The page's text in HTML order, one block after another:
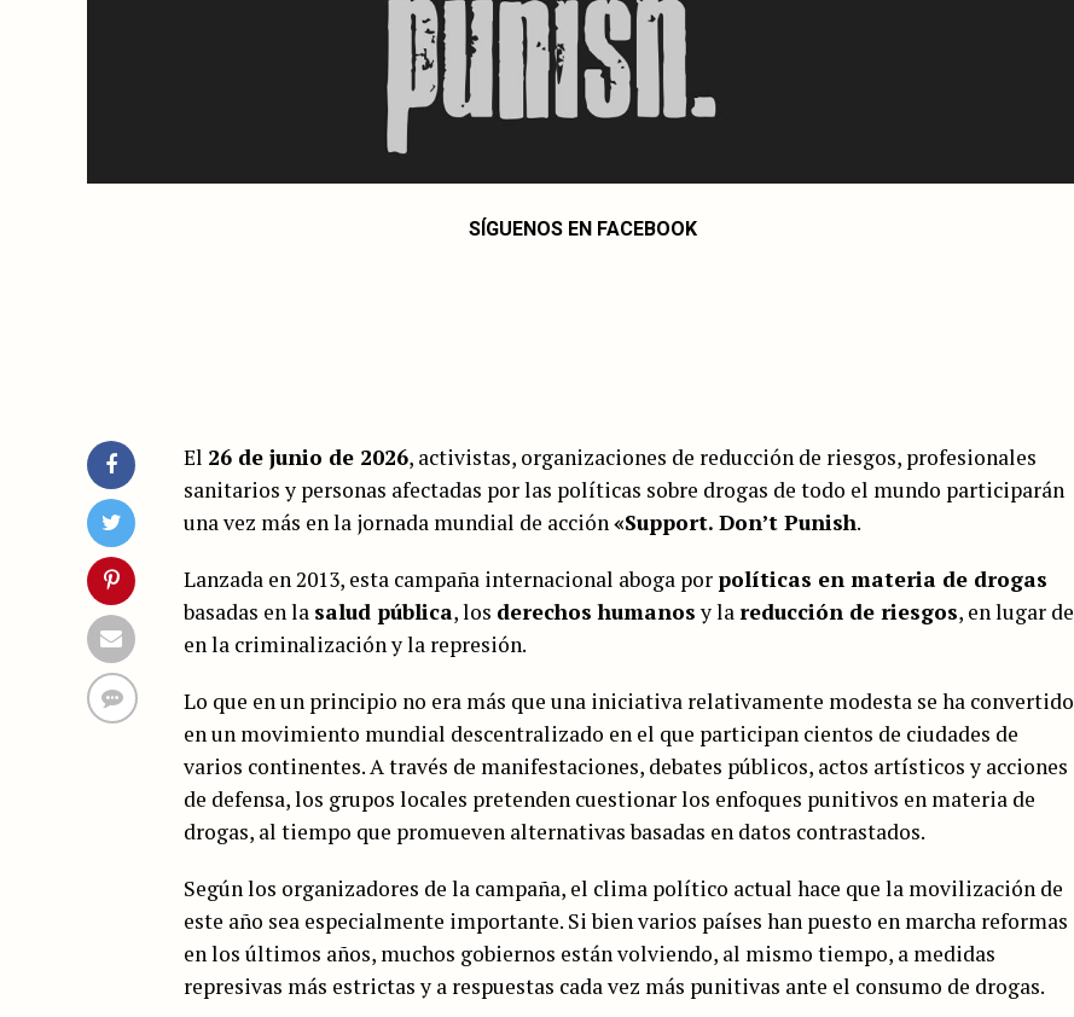
SÍGUENOS EN FACEBOOK
El 26 de junio de 2026, activistas, organizaciones de reducción de riesgos, profesionales
sanitarios y personas afectadas por las políticas sobre drogas de todo el mundo participarán
una vez más en la jornada mundial de acción «Support. Don’t Punish.
Lanzada en 2013, esta campaña internacional aboga por políticas en materia de drogas
basadas en la salud pública, los derechos humanosy la reducción de riesgos, en lugar de
en la criminalización y la represión.
Lo que en un principio no era más que una iniciativa relativamente modesta se ha convertido
en un movimiento mundial descentralizado en el que participan cientos de ciudades de
varios continentes. A través de manifestaciones, debates públicos, actos artísticos y acciones
de defensa, los grupos locales pretenden cuestionar los enfoques punitivos en materia de
drogas, al tiempo que promueven alternativas basadas en datos contrastados.
Según los organizadores de la campaña, el clima político actual hace que la movilización de
este año sea especialmente importante. Si bien varios países han puesto en marcha reformas
en los últimos años, muchos gobiernos están volviendo, al mismo tiempo, a medidas
represivas más estrictas y a respuestas cada vez más punitivas ante el consumo de drogas.